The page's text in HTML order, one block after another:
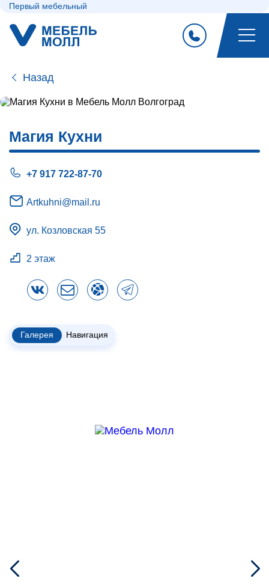
Первый мебельный
Назад
Магия Кухни
+7 917 722-87-70
Artkuhni@mail.ru
ул. Козловская 55
2 этаж
Галерея Навигация